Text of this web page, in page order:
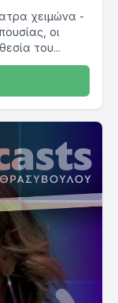
χειμώνα -
οι
του...